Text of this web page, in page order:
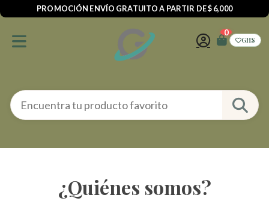
PROMOCIÓN ENVÍO GRATUITO A PARTIR DE $ 6,000
0
GHS
¿Quiénes somos?